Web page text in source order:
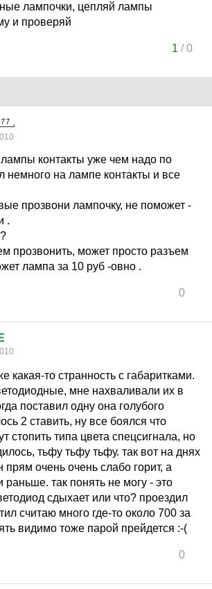
лампочки, цепляй лампы
и проверяй
1 /0
контакты уже чем надо по
немного на лампе контакты и все
прозвони лампочку, не поможет -
.
прозвонить, может просто разъем
лампа за 10 руб -овно .
0
какая-то странность с габаритками.
мне нахваливали их в
поставил одну она голубого
2 ставить, ну все боялся что
стопить типа цвета спецсигнала, но
тьфу тьфу тьфу. так вот на днях
прям очень очень слабо горит, а
раньше. так понять не могу - это
сдыхает или что? проездил
считаю много где-то около 700 за
видимо тоже парой прейдется :-(
0